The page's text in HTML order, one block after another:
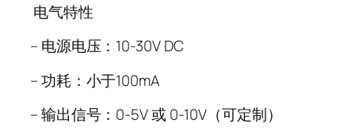
电气特性
– 电源电压： 10-30V DC
–功耗：小于100mA
–输出信号： 0-5V或0-10V （可定制）